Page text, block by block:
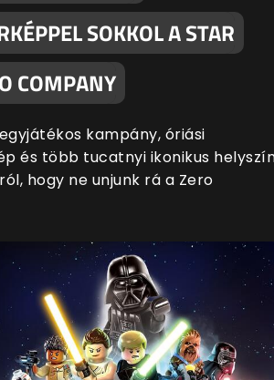
SOKKOL A STAR
COMPANY
kampány, óriási
és több tucatnyi ikonikus
hogy ne unjunk rá a Zero